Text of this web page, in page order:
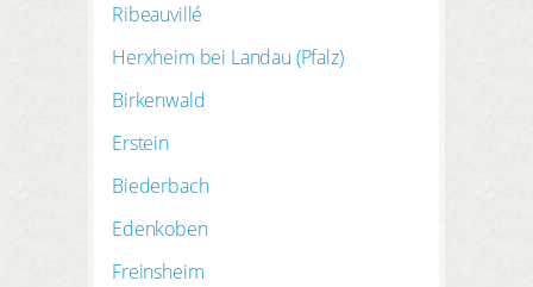
Ribeauvillé
Herxheim bei Landau (Pfalz)
Birkenwald
Erstein
Biederbach
Edenkoben
Freinsheim